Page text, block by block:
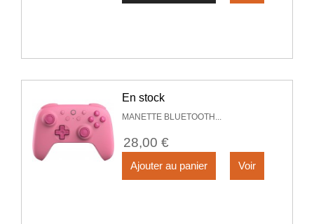
En stock
MANETTE BLUETOOTH...
28,00 €
Ajouter au panier Voir